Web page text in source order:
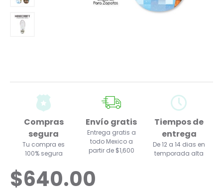
Compras
segura
Tu compra es
100% segura
Envío gratis
Entrega gratis a
todo Mexico a
partir de $1,600
Tiempos de
entrega
De 12 a 14 dias en
temporada alta
$640.00